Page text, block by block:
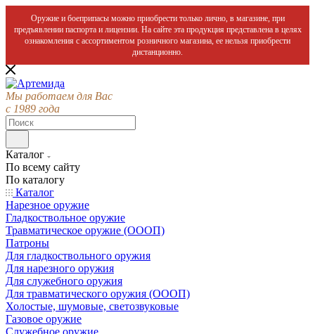
Оружие и боеприпасы можно приобрести только лично, в магазине, при
предъявлении паспорта и лицензии. На сайте эта продукция представлена в целях
ознакомления с ассортиментом розничного магазина, ее нельзя приобрести
дистанционно.
Мы работаем для Вас
с 1989 года
Каталог
По всему сайту
По каталогу
Каталог
Нарезное оружие
Гладкоствольное оружие
Травматическое оружие (ОООП)
Патроны
Для гладкоствольного оружия
Для нарезного оружия
Для служебного оружия
Для травматического оружия (ОООП)
Холостые, шумовые, светозвуковые
Газовое оружие
Служебное оружие